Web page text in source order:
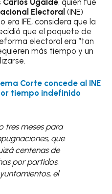
Carlos Ugalde, quien fue
Electoral(INE)
era IFE, considera que la
que el paquete de
electoral era “tan
más tiempo y un
Corte concede al INE
tiempo indefinido
tres meses para
que
centenas de
por partidos,
el